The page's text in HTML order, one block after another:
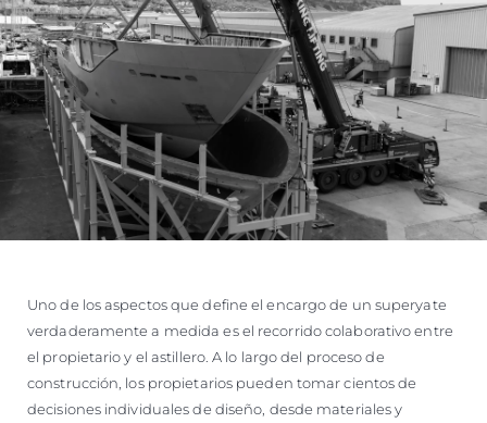
Uno de los aspectos que define el encargo de un superyate
verdaderamente a medida es el recorrido colaborativo entre
el propietario y el astillero. A lo largo del proceso de
construcción, los propietarios pueden tomar cientos de
decisiones individuales de diseño, desde materiales y